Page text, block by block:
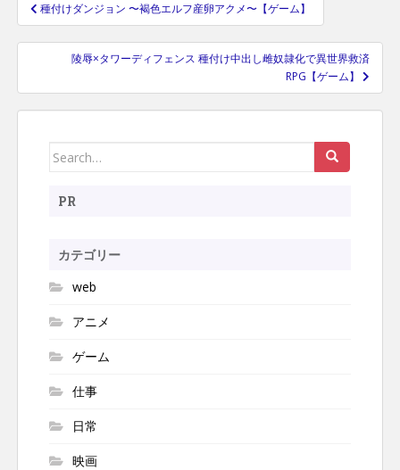
投
稿
ビ
ゲ
シ
ン
種付けダンジョン 〜褐色エルフ産卵アクメ〜【ゲーム】
陵辱×タワーディフェンス 種付け中出し雌奴隷化で異世界救済
RPG【ゲーム】
Search
PR
カテゴリー
web
アニメ
ゲーム
仕事
日常
映画